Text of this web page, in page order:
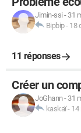
Jimin-ssi - 31
Bipbip- 18
11 réponses
Créer un
JoGhann- 31
kaskaï- 14